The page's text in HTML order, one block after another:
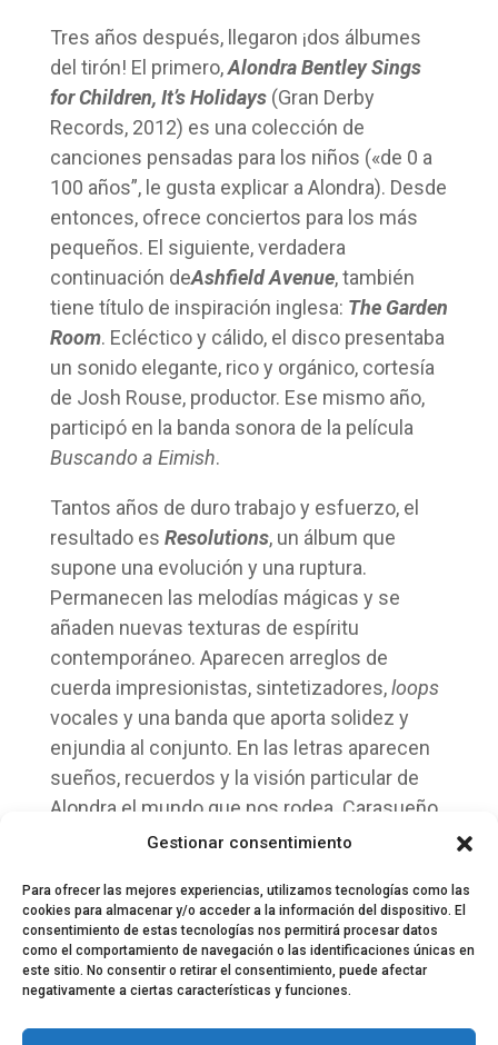
Gestionar consentimiento
Para ofrecer las mejores experiencias, utilizamos tecnologías como las
cookies para almacenar y/o acceder a la información del dispositivo. El
consentimiento de estas tecnologías nos permitirá procesar datos
como el comportamiento de navegación o las identificaciones únicas en
este sitio. No consentir o retirar el consentimiento, puede afectar
negativamente a ciertas características y funciones.
Tres años después, llegaron ¡dos álbumes
del tirón! El primero,Alondra Bentley Sings
for Children, It’s Holidays (Gran Derby
Records, 2012) es una colección de
canciones pensadas para los niños («de 0 a
100 años”, le gusta explicar a Alondra). Desde
entonces, ofrece conciertos para los más
pequeños. El siguiente, verdadera
continuación deAshfield Avenue, también
tiene título de inspiración inglesa: The Garden
Room. Ecléctico y cálido, el disco presentaba
un sonido elegante, rico y orgánico, cortesía
de Josh Rouse, productor. Ese mismo año,
participó en la banda sonora de la película
Buscando a Eimish.
Tantos años de duro trabajo y esfuerzo, el
resultado es Resolutions, un álbum que
supone una evolución y una ruptura.
Permanecen las melodías mágicas y se
añaden nuevas texturas de espíritu
contemporáneo. Aparecen arreglos de
cuerda impresionistas, sintetizadores,loops
vocales y una banda que aporta solidez y
enjundia al conjunto. En las letras aparecen
sueños, recuerdos y la visión particular de
Alondra el mundo que nos rodea. Carasueño
ha sido el encargado de mezclar el LP con su